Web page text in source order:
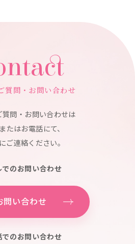
質問・お問い合わせ
質問・お問い合わせは
たはお電話にて、
ご連絡ください。
でのお問い合わせ
問い合わせ
でのお問い合わせ